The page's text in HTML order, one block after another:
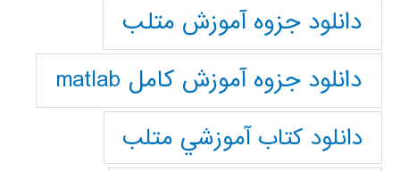
دانلود جزوه آموزش متلب
دانلود جزوه آموزش کامل matlab
دانلود كتاب آموزشي متلب